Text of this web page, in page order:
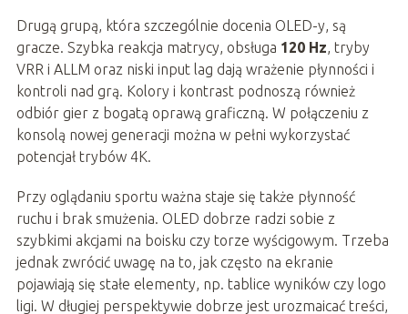
Drugą grupą, która szczególnie docenia OLED-y, są
gracze. Szybka reakcja matrycy, obsługa 120 Hz, tryby
VRR i ALLM oraz niski input lag dają wrażenie płynności i
kontroli nad grą. Kolory i kontrast podnoszą również
odbiór gier z bogatą oprawą graficzną. W połączeniu z
konsolą nowej generacji można w pełni wykorzystać
potencjał trybów 4K.
Przy oglądaniu sportu ważna staje się także płynność
ruchu i brak smużenia. OLED dobrze radzi sobie z
szybkimi akcjami na boisku czy torze wyścigowym. Trzeba
jednak zwrócić uwagę na to, jak często na ekranie
pojawiają się stałe elementy, np. tablice wyników czy logo
ligi. W długiej perspektywie dobrze jest urozmaicać treści,